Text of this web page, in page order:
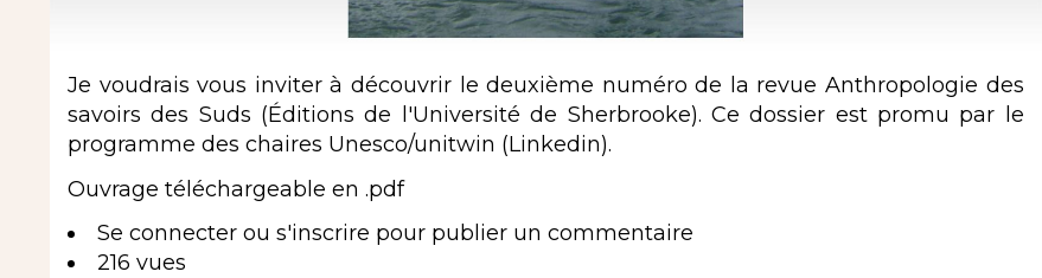
Je voudrais vous inviter à découvrir le deuxième numéro de la revue Anthropologie des
savoirs des Suds (Éditions de l'Université de Sherbrooke). Ce dossier est promu par le
programme des chaires Unesco/unitwin (Linkedin).
Ouvrage téléchargeable en .pdf
Se connecter ou s'inscrire pour publier un commentaire
216 vues